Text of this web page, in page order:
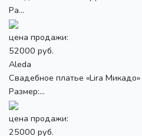
Ра...
цена продажи:
52000 руб.
Aleda
Свадебное платье «Lira Микадо»
Размер:...
цена продажи:
25000 руб.